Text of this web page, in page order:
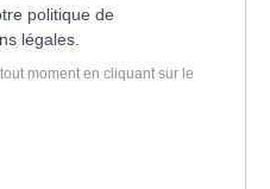
politique de
légales.
moment en cliquant sur le